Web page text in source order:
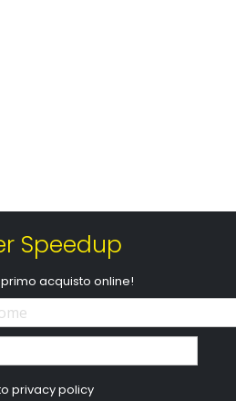
Speedup
primo acquisto online!
privacy policy